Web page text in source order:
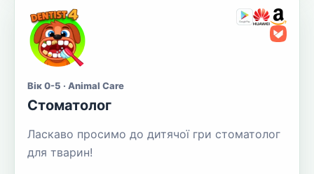
Вік 0-5 · Animal Care
Стоматолог
Ласкаво просимо до дитячої гри стоматолог
для тварин!